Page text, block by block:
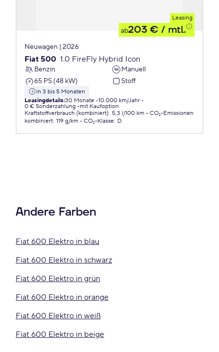
Leasing
ab203 € / mtl.
Neuwagen | 2026
Fiat 500 1.0 FireFly Hybrid Icon
Benzin
Manuell
65 PS (48 kW)
Stoff
in 3 bis 5 Monaten
Leasingdetails:30 Monate 10.000 km/Jahr
0 € Sonderzahlung
mit Kaufoption
Kraftstoffverbrauch (kombiniert): 5,3 l/100 km
CO₂-Emissionen
kombiniert: 119 g/km CO₂-Klasse: D
Andere Farben
Fiat 600 Elektro in blau
Fiat 600 Elektro in schwarz
Fiat 600 Elektro in grün
Fiat 600 Elektro in orange
Fiat 600 Elektro in weiß
Fiat 600 Elektro in beige